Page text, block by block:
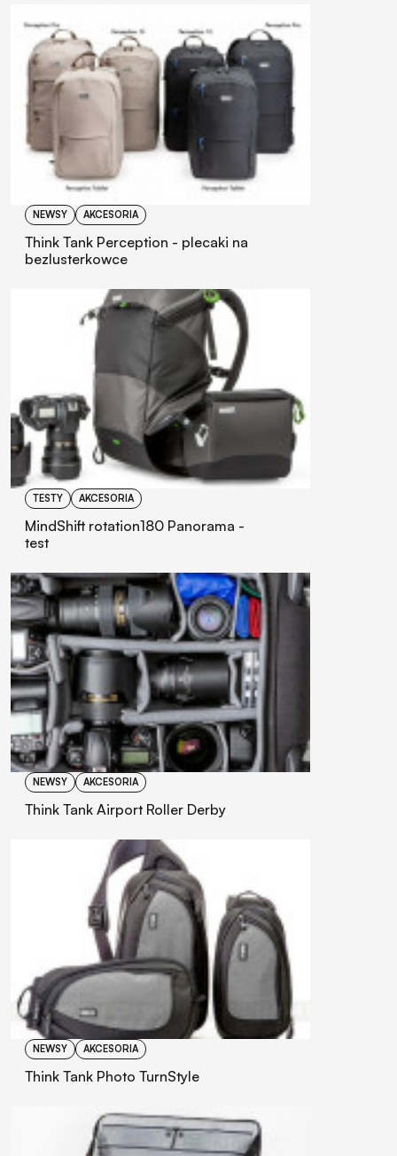
NEWSY AKCESORIA
Think Tank Perception - plecaki na
bezlusterkowce
TESTY AKCESORIA
MindShift rotation180 Panorama -
test
NEWSY AKCESORIA
Think Tank Airport Roller Derby
NEWSY AKCESORIA
Think Tank Photo TurnStyle